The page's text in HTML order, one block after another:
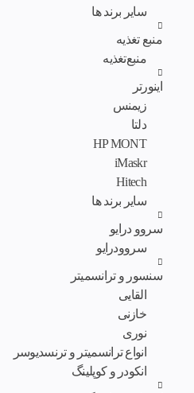
سایر برند ها
منبع تغذیه
منبع‌تغذیه
اینورتر
زیمنس
دلتا
HP MONT
iMaskr
Hitech
سایر برند ها
سروو درایو
سروودرایو
سنسور و ترانسمیتر
القایی
خازنی
نوری
انواع ترانسمیتر و ترنسدیوسر
انکودر و کوپلینگ